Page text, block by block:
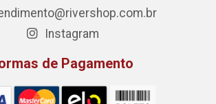
Instagram
de Pagamento